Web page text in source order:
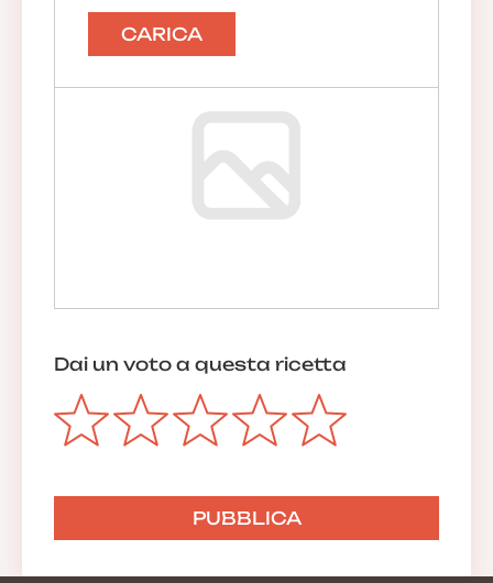
CARICA
Dai un voto a questa ricetta